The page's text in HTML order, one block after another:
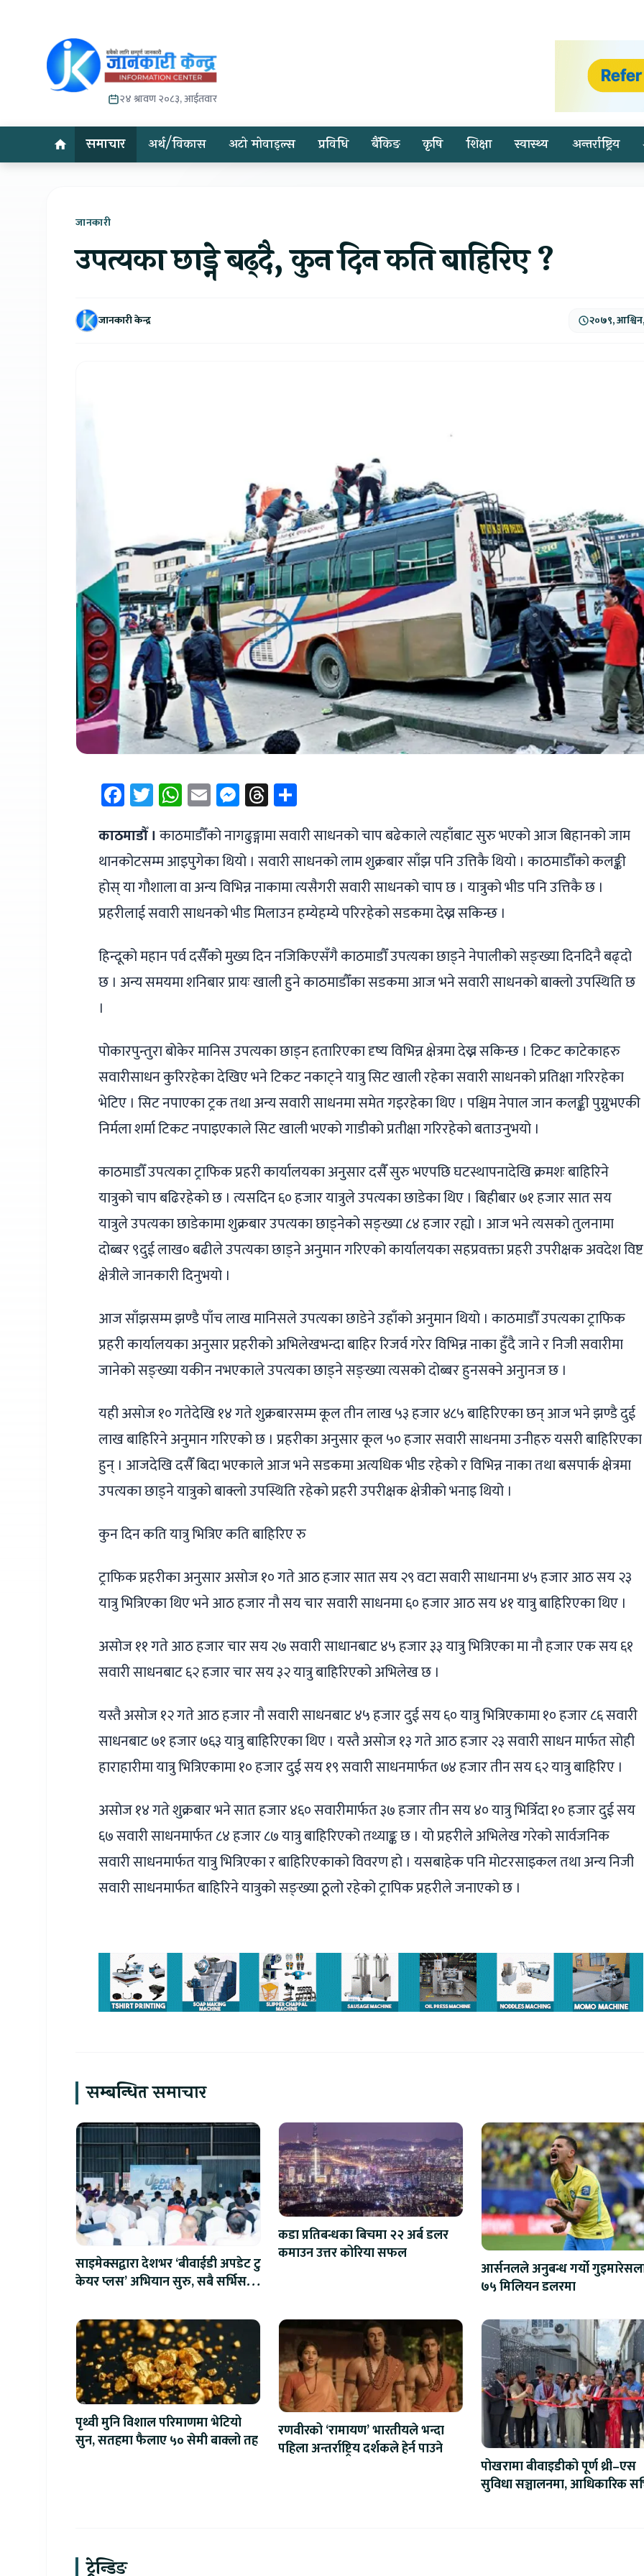
२४ श्रावण २०८३, आईतवार
समाचार अर्थ/विकास अटो मोवाइल्स प्रविधि बैंकिङ कृषि शिक्षा स्वास्थ्य अन्तर्राष्ट्रिय
जानकारी
उपत्यका छाड्ने बढ्दै, कुन दिन कति बाहिरिए ?
जानकारी केन्द्र २०७९,
Facebook
Twitter
WhatsApp
EmailMessenger
Threads
काठमाडौँ । काठमाडौँको नागढुङ्गामा सवारी साधनको चाप बढेकाले त्यहाँबाट सुरु भएको आज बिहानको जाम
थानकोटसम्म आइपुगेका थियो । सवारी साधनको लाम शुक्रबार साँझ पनि उत्तिकै थियो । काठमाडौँको कलङ्की
होस् या गौशाला वा अन्य विभिन्न नाकामा त्यसैगरी सवारी साधनको चाप छ । यात्रुको भीड पनि उत्तिकै छ ।
प्रहरीलाई सवारी साधनको भीड मिलाउन हम्येहम्ये परिरहेको सडकमा देख्न सकिन्छ ।
हिन्दूको महान पर्व दसैँको मुख्य दिन नजिकिएसँगै काठमाडौँ उपत्यका छाड्ने नेपालीको सङ्ख्या दिनदिनै बढ्दो
छ । अन्य समयमा शनिबार प्रायः खाली हुने काठमाडौँका सडकमा आज भने सवारी साधनको बाक्लो उपस्थिति छ
।
पोकारपुन्तुरा बोकेर मानिस उपत्यका छाड्न हतारिएका दृष्य विभिन्न क्षेत्रमा देख्न सकिन्छ । टिकट काटेकाहरु
सवारीसाधन कुरिरहेका देखिए भने टिकट नकाट्ने यात्रु सिट खाली रहेका सवारी साधनको प्रतिक्षा गरिरहेका
भेटिए । सिट नपाएका ट्रक तथा अन्य सवारी साधनमा समेत गइरहेका थिए । पश्चिम नेपाल जान कलङ्की पुग्नुभएकी
निर्मला शर्मा टिकट नपाइएकाले सिट खाली भएको गाडीको प्रतीक्षा गरिरहेको बताउनुभयो ।
काठमाडौँ उपत्यका ट्राफिक प्रहरी कार्यालयका अनुसार दसैँ सुरु भएपछि घटस्थापनादेखि क्रमशः बाहिरिने
यात्रुको चाप बढिरहेको छ । त्यसदिन ६० हजार यात्रुले उपत्यका छाडेका थिए । बिहीबार ७१ हजार सात सय
यात्रुले उपत्यका छाडेकामा शुक्रबार उपत्यका छाड्नेको सङ्ख्या ८४ हजार रह्यो । आज भने त्यसको तुलनामा
दोब्बर ९दुई लाख० बढीले उपत्यका छाड्ने अनुमान गरिएको कार्यालयका सहप्रवक्ता प्रहरी उपरीक्षक अवदेश विष्ट
क्षेत्रीले जानकारी दिनुभयो ।
आज साँझसम्म झण्डै पाँच लाख मानिसले उपत्यका छाडेने उहाँको अनुमान थियो । काठमाडौँ उपत्यका ट्राफिक
प्रहरी कार्यालयका अनुसार प्रहरीको अभिलेखभन्दा बाहिर रिजर्व गरेर विभिन्न नाका हुँदै जाने र निजी सवारीमा
जानेको सङ्ख्या यकीन नभएकाले उपत्यका छाड्ने सङ्ख्या त्यसको दोब्बर हुनसक्ने अनुानज छ ।
यही असोज १० गतेदेखि १४ गते शुक्रबारसम्म कूल तीन लाख ५३ हजार ४८५ बाहिरिएका छन् आज भने झण्डै दुई
लाख बाहिरिने अनुमान गरिएको छ । प्रहरीका अनुसार कूल ५० हजार सवारी साधनमा उनीहरु यसरी बाहिरिएका
हुन् । आजदेखि दसैँ बिदा भएकाले आज भने सडकमा अत्यधिक भीड रहेको र विभिन्न नाका तथा बसपार्क क्षेत्रमा
उपत्यका छाड्ने यात्रुको बाक्लो उपस्थिति रहेको प्रहरी उपरीक्षक क्षेत्रीको भनाइ थियो ।
कुन दिन कति यात्रु भित्रिए कति बाहिरिए रु
ट्राफिक प्रहरीका अनुसार असोज १० गते आठ हजार सात सय २९ वटा सवारी साधानमा ४५ हजार आठ सय २३
यात्रु भित्रिएका थिए भने आठ हजार नौ सय चार सवारी साधनमा ६० हजार आठ सय ४१ यात्रु बाहिरिएका थिए ।
असोज ११ गते आठ हजार चार सय २७ सवारी साधानबाट ४५ हजार ३३ यात्रु भित्रिएका मा नौ हजार एक सय ६१
सवारी साधनबाट ६२ हजार चार सय ३२ यात्रु बाहिरिएको अभिलेख छ ।
यस्तै असोज १२ गते आठ हजार नौ सवारी साधनबाट ४५ हजार दुई सय ६० यात्रु भित्रिएकामा १० हजार ८६ सवारी
साधनबाट ७१ हजार ७६३ यात्रु बाहिरिएका थिए । यस्तै असोज १३ गते आठ हजार २३ सवारी साधन मार्फत सोही
हाराहारीमा यात्रु भित्रिएकामा १० हजार दुई सय १९ सवारी साधनमार्फत ७४ हजार तीन सय ६२ यात्रु बाहिरिए ।
असोज १४ गते शुक्रबार भने सात हजार ४६० सवारीमार्फत ३७ हजार तीन सय ४० यात्रु भित्रिँदा १० हजार दुई सय
६७ सवारी साधनमार्फत ८४ हजार ८७ यात्रु बाहिरिएको तथ्याङ्क छ । यो प्रहरीले अभिलेख गरेको सार्वजनिक
सवारी साधनमार्फत यात्रु भित्रिएका र बाहिरिएकाको विवरण हो । यसबाहेक पनि मोटरसाइकल तथा अन्य निजी
सवारी साधनमार्फत बाहिरिने यात्रुको सङ्ख्या ठूलो रहेको ट्रापिक प्रहरीले जनाएको छ ।
सम्बन्धित समाचार
साइमेक्सद्वारा देशभर ‘बीवाईडी अपडेट टु
केयर प्लस’ अभियान सुरु, सबै सर्भिस
कडा प्रतिबन्धका बिचमा २२ अर्ब डलर
कमाउन उत्तर कोरिया सफल
आर्सनलले अनुबन्ध गर्यो
७५ मिलियन डलरमा
पृथ्वी मुनि विशाल परिमाणमा भेटियो
सुन, सतहमा फैलाए ५० सेमी बाक्लो तह
रणवीरको ‘रामायण’ भारतीयले भन्दा
पहिला अन्तर्राष्ट्रिय दर्शकले हेर्न पाउने
पोखरामा बीवाइडीको पूर्ण थ्री–एस
सुविधा सञ्चालनमा, आधिकारिक
ट्रेन्डिङ